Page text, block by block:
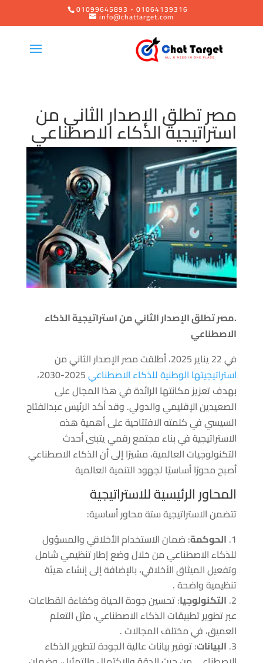
01099645893 - 01064139316
info@chattarget.com
مصر تطلق الإصدار الثاني من
استراتيجية الذكاء الاصطناعي
.مصر تطلق الإصدار الثاني من استراتيجية الذكاء
الاصطناعي
في 22 يناير 2025، أطلقت مصر الإصدار الثاني من
استراتيجيتها الوطنية للذكاء الاصطناعي
2025-2030،
بهدف تعزيز مكانتها الرائدة في هذا المجال على
الصعيدين الإقليمي والدولي. وقد أكد الرئيس عبدالفتاح
السيسي في كلمته الافتتاحية على أهمية هذه
الاستراتيجية في بناء مجتمع رقمي يتبنى أحدث
التكنولوجيات العالمية، مشيرًا إلى أن الذكاء الاصطناعي
أصبح محورًا أساسيًا لجهود التنمية العالمية
المحاور الرئيسية للاستراتيجية
تتضمن الاستراتيجية ستة محاور أساسية:
الحوكمة: ضمان الاستخدام الأخلاقي والمسؤول
للذكاء الاصطناعي من خلال وضع إطار تنظيمي شامل
وتفعيل الميثاق الأخلاقي، بالإضافة إلى إنشاء هيئة
تنظيمية واضحة .
التكنولوجيا: تحسين جودة الحياة وكفاءة القطاعات
عبر تطوير تطبيقات الذكاء الاصطناعي، مثل التعلم
العميق، في مختلف المجالات .
البيانات: توفير بيانات عالية الجودة لتطوير الذكاء